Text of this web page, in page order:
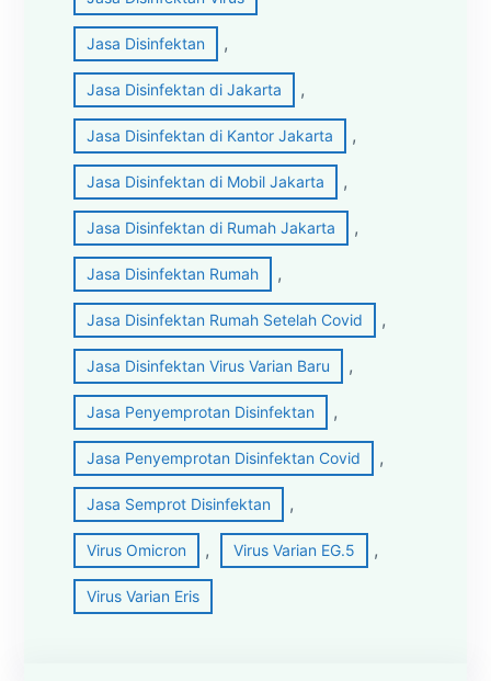
Jasa Disinfektan ,
Jasa Disinfektan di Jakarta ,
Jasa Disinfektan di Kantor Jakarta ,
Jasa Disinfektan di Mobil Jakarta ,
Jasa Disinfektan di Rumah Jakarta ,
Jasa Disinfektan Rumah ,
Jasa Disinfektan Rumah Setelah Covid ,
Jasa Disinfektan Virus Varian Baru ,
Jasa Penyemprotan Disinfektan ,
Jasa Penyemprotan Disinfektan Covid ,
Jasa Semprot Disinfektan ,
Virus Omicron , Virus Varian EG.5 ,
Virus Varian Eris